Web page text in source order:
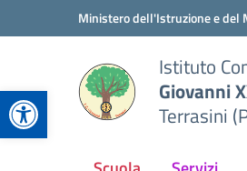
Apri la barra degli
Vai ai contenuti
Vai al menu di navigazioneMinistero dell'Istruzione e del
Istituto
Giovanni
Terrasini